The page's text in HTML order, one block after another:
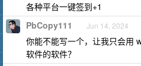
各种平台一键签到+1
PbCopy111 Jun 14, 2024
你能不能写一个，让我只会用
软件的软件？